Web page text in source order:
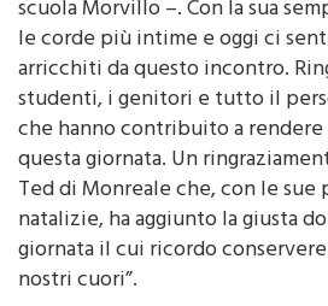
ha dichiaratoFrancesca
scuola Morvillo –. Con la sua
le corde più intime e oggi ci
arricchiti da questo incontro.
studenti, i genitori e tutto il
che hanno contribuito a
questa giornata. Un
Ted di Monreale che, con le
natalizie, ha aggiunto la giusta
giornata il cui ricordo